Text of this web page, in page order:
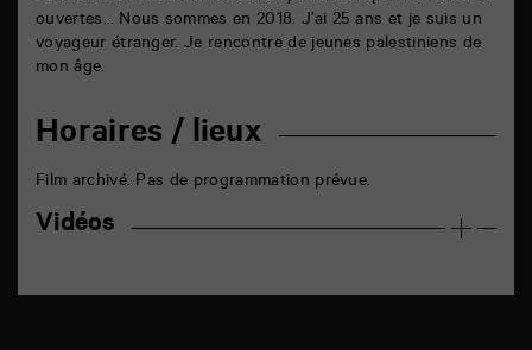
ouvertes… Nous sommes en 2018. J’ai 25 ans et je suis un
voyageur étranger. Je rencontre de jeunes palestiniens de
mon âge.
Horaires / lieux
Film archivé. Pas de programmation prévue.
Vidéos